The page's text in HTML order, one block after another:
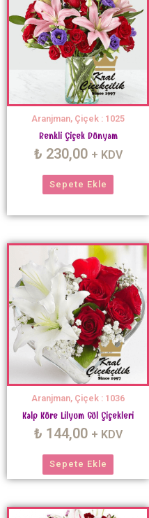
Aranjman, Çiçek : 1025
Renkli Çiçek Dünyam
₺ 230,00 + KDV
Sepete Ekle
Aranjman, Çiçek : 1036
Kalp Küre Lilyum Gül Çiçekleri
₺ 144,00 + KDV
Sepete Ekle